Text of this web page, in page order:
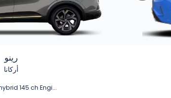
رينو
أركانا
145 ch Engi...